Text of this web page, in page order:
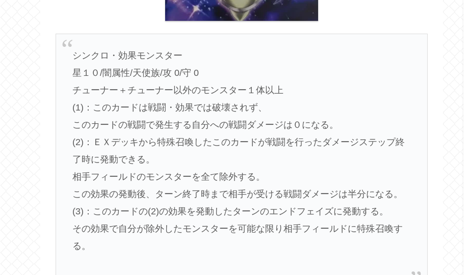
シンクロ・効果モンスター
星１０/闇属性/天使族/攻 0/守 0
チューナー＋チューナー以外のモンスター１体以上
(1)：このカードは戦闘・効果では破壊されず、
このカードの戦闘で発生する自分への戦闘ダメージは０になる。
(2)：ＥＸデッキから特殊召喚したこのカードが戦闘を行ったダメージステップ終
了時に発動できる。
相手フィールドのモンスターを全て除外する。
この効果の発動後、ターン終了時まで相手が受ける戦闘ダメージは半分になる。
(3)：このカードの(2)の効果を発動したターンのエンドフェイズに発動する。
その効果で自分が除外したモンスターを可能な限り相手フィールドに特殊召喚す
る。